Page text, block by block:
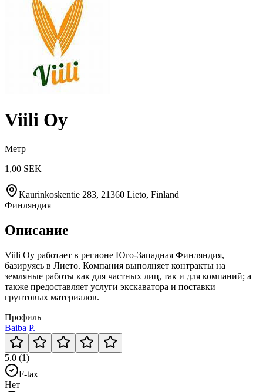
Viili Oy
Метр
1,00 SEK
Kaurinkoskentie 283, 21360 Lieto, Finland
Финляндия
Описание
Viili Oy работает в регионе Юго-Западная Финляндия,
базируясь в Лието. Компания выполняет контракты на
земляные работы как для частных лиц, так и для компаний; а
также предоставляет услуги экскаватора и поставки
грунтовых материалов.
Профиль
Baiba P.
5.0 (1)
F-tax
Нет